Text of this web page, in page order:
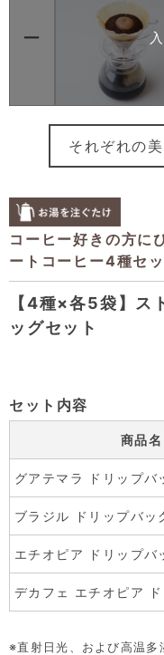
【4種×各5袋】ス
ッグセット
セット内容
商品名
グアテマラ ドリップバ
ブラジル ドリップバッ
エチオピア ドリップバ
デカフェ エチオピア
※直射日光、および高温多
ー
それぞれの